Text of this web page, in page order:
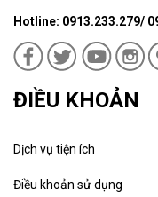
Hotline: 0913.233.279/
ĐIỀU KHOẢN
Dịch vụ tiện ích
Điều khoản sử dụng